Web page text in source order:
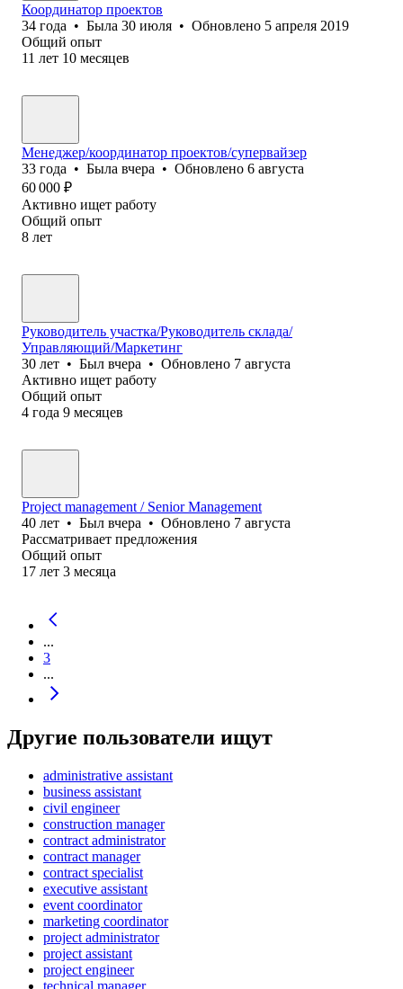
Координатор проектов
34 года • Была 30 июля • Обновлено 5 апреля 2019
Общий опыт
11 лет 10 месяцев
Менеджер/координатор проектов/супервайзер
33 года • Была вчера • Обновлено 6 августа
60 000 ₽
Активно ищет работу
Общий опыт
8 лет
Руководитель участка/Руководитель склада/
Управляющий/Маркетинг
30 лет • Был вчера • Обновлено 7 августа
Активно ищет работу
Общий опыт
4 года 9 месяцев
Project management / Senior Management
40 лет • Был вчера • Обновлено 7 августа
Рассматривает предложения
Общий опыт
17 лет 3 месяца
...
3
...
Другие пользователи ищут
administrative assistant
business assistant
civil engineer
construction manager
contract administrator
contract manager
contract specialist
executive assistant
event coordinator
marketing coordinator
project administrator
project assistant
project engineer
technical manager